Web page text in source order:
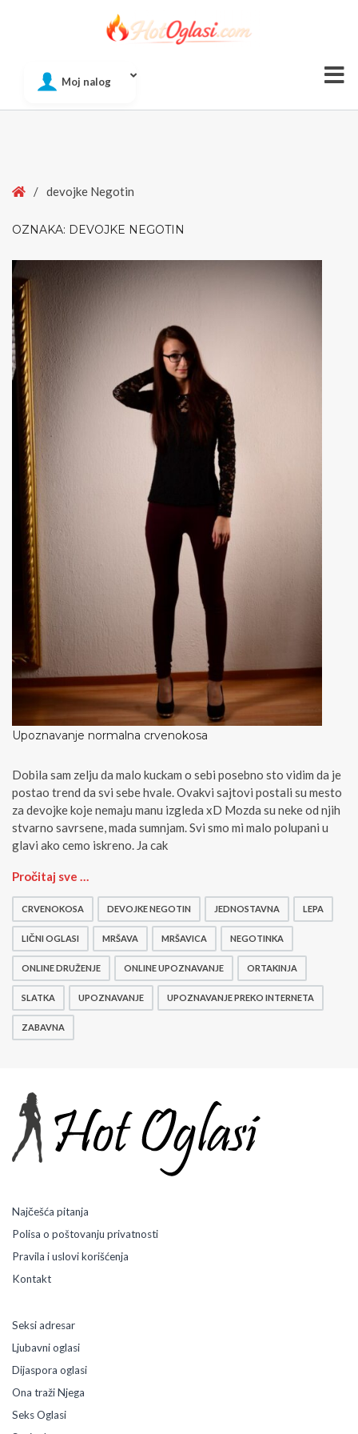
Moj nalog
Home
/ devojke Negotin
OZNAKA: DEVOJKE NEGOTIN
Upoznavanje normalna crvenokosa
Dobila sam zelju da malo kuckam o sebi posebno sto vidim da je
postao trend da svi sebe hvale. Ovakvi sajtovi postali su mesto
za devojke koje nemaju manu izgleda xD Mozda su neke od njih
stvarno savrsene, mada sumnjam. Svi smo mi malo polupani u
glavi ako cemo iskreno. Ja cak
U
z
a
a
j
e
n
a
v
e
o
k
a
Pročitaj sve …
CRVENOKOSA DEVOJKE NEGOTIN JEDNOSTAVNA LEPA
LIČNI OGLASI MRŠAVA MRŠAVICA NEGOTINKA
ONLINE DRUŽENJE ONLINE UPOZNAVANJE ORTAKINJA
SLATKA UPOZNAVANJE UPOZNAVANJE PREKO INTERNETA
ZABAVNA
Najčešća pitanja
Polisa o poštovanju privatnosti
Pravila i uslovi korišćenja
Kontakt
Seksi adresar
Ljubavni oglasi
Dijaspora oglasi
Ona traži Njega
Seks Oglasi